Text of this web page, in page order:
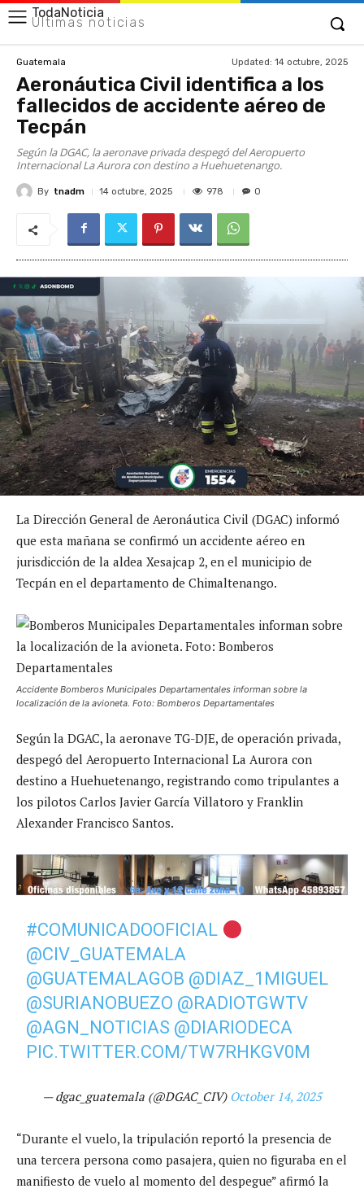
TodaNoticia
Últimas noticias
Guatemala Updated: 14 octubre, 2025
Aeronáutica Civil identifica a los
fallecidos de accidente aéreo de
Tecpán
Según la DGAC, la aeronave privada despegó del Aeropuerto
Internacional La Aurora con destino a Huehuetenango.
By tnadm 14 octubre, 2025 978 0
La Dirección General de Aeronáutica Civil (DGAC) informó
que esta mañana se confirmó un accidente aéreo en
jurisdicción de la aldea Xesajcap 2, en el municipio de
Tecpán en el departamento de Chimaltenango.
Accidente Bomberos Municipales Departamentales informan sobre la
localización de la avioneta. Foto: Bomberos Departamentales
Según la DGAC, la aeronave TG-DJE, de operación privada,
despegó del Aeropuerto Internacional La Aurora con
destino a Huehuetenango, registrando como tripulantes a
los pilotos Carlos Javier García Villatoro y Franklin
Alexander Francisco Santos.
#COMUNICADOOFICIAL
@CIV_GUATEMALA
@GUATEMALAGOB @DIAZ_1MIGUEL
@SURIANOBUEZO @RADIOTGWTV
@AGN_NOTICIAS @DIARIODECA
PIC.TWITTER.COM/TW7RHKGV0M
— dgac_guatemala (@DGAC_CIV) October 14, 2025
“Durante el vuelo, la tripulación reportó la presencia de
una tercera persona como pasajera, quien no figuraba en el
manifiesto de vuelo al momento del despegue” afirmó la